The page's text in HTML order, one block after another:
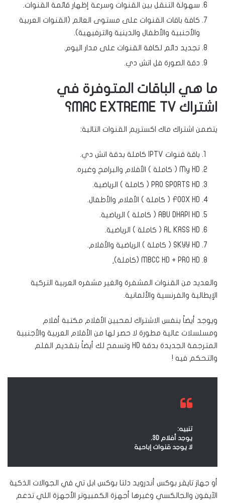
سهولة التنقل بين القنوات وسرعة إظهار قائمة القنوات.
كافة باقات القنوات على مستوى العالم (القنوات العربية
والأجنبية والأطفال والدينية والترفيهية).
تجديد دائم لكافة القنوات على مدار اليوم.
دقة الصورة فل اتش دي.
ما هي الباقات المتوفرة في
اشتراك MAC EXTREME TV؟
يتضمن اشتراك ماك اكستريم القنوات التالية:
باقة قنوات IPTV كاملة بدقة اتش دي.
My HD ( كاملة ) الأفلام والبرامج وغيره.
PRO SPORTS HD ( كاملة ) الرياضية.
FOOX HD ( كاملة ) الأفلام والأطفال.
ABU DHAPI HD ( كاملة ) الرياضية.
AL KASS HD ( كاملة ) الرياضية.
SKYY HD ( كاملة ) الرياضية والأفلام.
MBCC HD + PRO HD (كاملة).ِ
والعديد من القنوات المشفرة والغير مشفره العربية التركية
الإيطالية والفرنسية والألمانية.
ويوجد أيضاً بنفس الاشتراك لمحبين الأفلام مكتبة أفلام
ومسلسلات عالية مطورة لا حصر لها من الأفلام العربية والأجنبية
المترجمة الجديدة بدقة HD وتسمح لك أيضاً بتقديم الفلم
والتحكم فيه !
تنبيه:
يوجد أفلام 3D.
لا يوجد قنوات إباحية
أو جهاز تايقر بوكس أندرويد دلتا بوكس ابل تي في الجوالات الذكية
الآيفون والجالكسي وغيرها أجهزة الكمبيوتر الأجهزة اللي تدعم